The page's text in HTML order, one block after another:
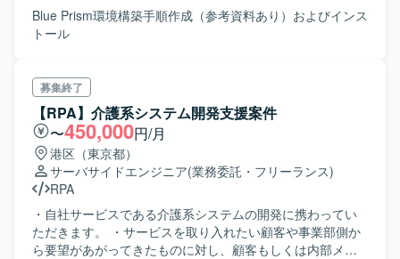
Blue Prism環境構築手順作成（参考資料あり）およびインス
トール
募集終了
【RPA】介護系システム開発支援案件
〜450,000円/月
港区（東京都）
サーバサイドエンジニア(業務委託・フリーランス)
RPA
・自社サービスである介護系システムの開発に携わってい
ただきます。 ・サービスを取り入れたい顧客や事業部側か
ら要望があがってきたものに対し、顧客もしくは内部メン